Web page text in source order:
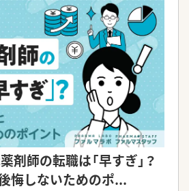
剤師の転職は「早すぎ」？
悔しないためのポ...